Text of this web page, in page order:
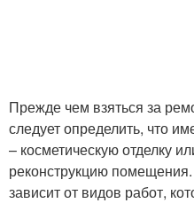
Прежде чем взяться за
следует определить, что
– косметическую отделку
реконструкцию
зависит от видов работ,